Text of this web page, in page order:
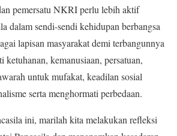
pemersatu NKRI perlu lebih aktif
dalam sendi-sendi kehidupan berbangsa
lapisan masyarakat demi terbangunnya
ketuhanan, kemanusiaan, persatuan,
untuk mufakat, keadilan sosial
serta menghormati perbedaan.
ini, marilah kita melakukan refleksi